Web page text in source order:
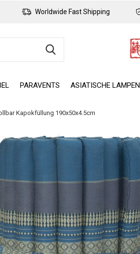
PARAVENTS ASIATISCHE LAMPEN
Worldwide Fast Shipping
Kapokfüllung 190x50x4.5cm